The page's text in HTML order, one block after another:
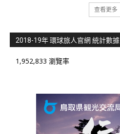
查看更多
2018-19年 環球旅人官網 統計數據
1,952,833 瀏覽率